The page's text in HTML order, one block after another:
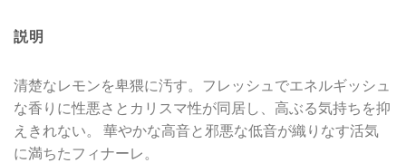
説明
清楚なレモンを卑猥に汚す。フレッシュでエネルギッシュ
な香りに性悪さとカリスマ性が同居し、高ぶる気持ちを抑
えきれない。 華やかな高音と邪悪な低音が織りなす活気
に満ちたフィナーレ。